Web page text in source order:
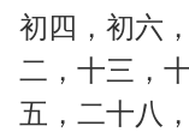
初四，初六
二，十三，
五，二十八